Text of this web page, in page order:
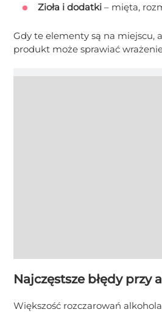
Zioła i dodatki – mięta,
Gdy te elementy są na miejscu,
produkt może sprawiać
Najczęstsze błędy przy
Większość rozczarowań